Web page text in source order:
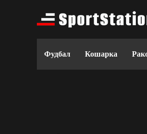
Фудбал Кошарка